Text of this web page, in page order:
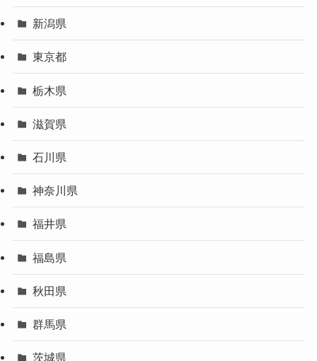
新潟県
東京都
栃木県
滋賀県
石川県
神奈川県
福井県
福島県
秋田県
群馬県
茨城県